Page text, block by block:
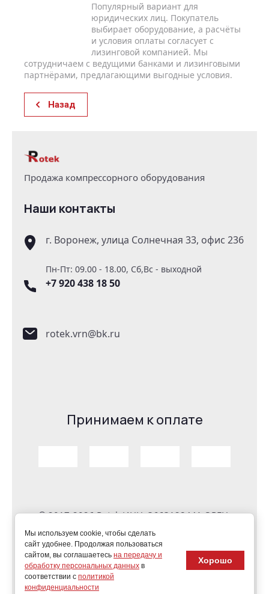
Популярный вариант для
юридических лиц. Покупатель
выбирает оборудование, а расчёты
и условия оплаты согласует с
лизинговой компанией. Мы
сотрудничаем с ведущими банками и лизинговыми
партнёрами, предлагающими выгодные условия.
Назад
Продажа компрессорного оборудования
Наши контакты
г. Воронеж, улица Солнечная 33, офис 236
Пн-Пт: 09.00 - 18.00, Сб,Вс - выходной
+7 920 438 18 50
rotek.vrn@bk.ru
Принимаем к оплате
© 2017-2026 Rotek ИНН: 3663128441 ОРГН:
Мы используем cookie, чтобы сделать
сайт удобнее. Продолжая пользоваться
сайтом, вы соглашаетесь на передачу и
обработку персональных данных в
соответствии с политикой
конфиденциальности
Хорошо